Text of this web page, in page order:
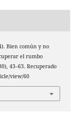
Bien común y no
el rumbo
43–63. Recuperado
view/60